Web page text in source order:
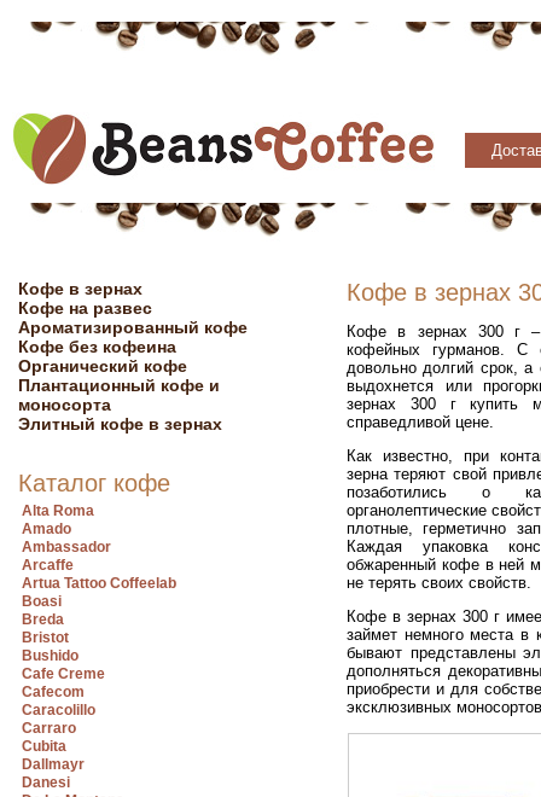
Кофе в зернах
Кофе на развес
Ароматизированный кофе
Кофе без кофеина
Органический кофе
Плантационный кофе и
моносорта
Элитный кофе в зернах
Каталог кофе
Alta Roma
Amado
Ambassador
Arcaffe
Artua Tattoo Coffeelab
Boasi
Breda
Bristot
Bushido
Cafe Creme
Cafecom
Caracolillo
Carraro
Cubita
Dallmayr
Danesi
Кофе в зернах
Кофе в зернах 300 г –
кофейных гурманов. С
довольно долгий срок, а
выдохнется или
зернах 300 г купить
справедливой цене.
Как известно, при
зерна теряют свой
позаботились о
органолептические
плотные, герметично
Каждая упаковка
обжаренный кофе в ней
не терять своих свойств.
Кофе в зернах 300 г
займет немного места в
бывают представлены
дополняться
приобрести и для
эксклюзивных